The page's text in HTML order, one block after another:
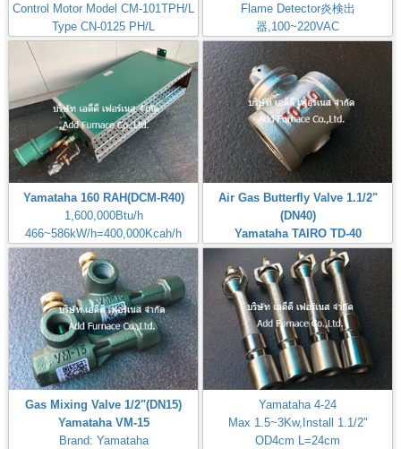
Control Motor Model CM-101TPH/L
Type CN-0125 PH/L
MODEL-CM-101TPH/L-B7I
Flame Detector炎検出
器,100~220VAC
Check: Flame Rod
Yamataha 160 RAH(DCM-R40)
1,600,000Btu/h
466~586kW/h=400,000Kcah/h
Airheat:Max Temperature
400℃,750℉
Air Gas Butterfly Valve 1.1/2"
(DN40)
Yamataha TAIRO TD-40
Brand: Yamataha
Gas Mixing Valve 1/2"(DN15)
Yamataha VM-15
Brand: Yamataha
Yamataha 4-24
Max 1.5~3Kw,Install 1.1/2"
OD4cm L=24cm